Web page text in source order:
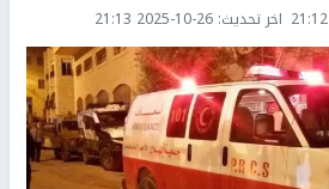
اخر تحديث: 2025-10-26 21:13